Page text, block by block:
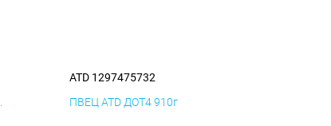
ATD 1297475732
ПВЕЦ ATD ДОТ4 910г